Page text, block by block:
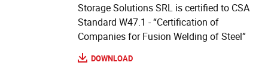
Storage Solutions SRL is certified to CSA
Standard W47.1 - “Certification of
Companies for Fusion Welding of Steel”
DOWNLOAD